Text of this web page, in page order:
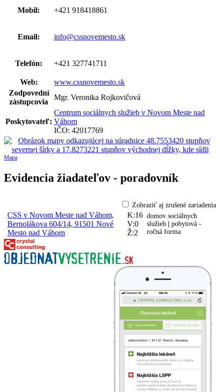
Mobil: +421 918418861
Email: info@cssnovemesto.sk
Telefón: +421 327741711
Web:
www.cssnovemesto.sk
Zodpovední
zástupcovia
Mgr. Veronika Rojkovičová
Poskytovateľ:
Centrum sociálnych služieb v Novom Meste nad
Váhom
IČO: 42017769
Mapa
Evidencia žiadateľov - poradovník
Zobraziť aj zrušené zariadenia
CSS v Novom Meste nad Váhom,
Bernolákova 604/14, 91501 Nové
Mesto nad Váhom
K:16
V:0
Ž:2
domov sociálnych
služieb | pobytová -
ročná forma